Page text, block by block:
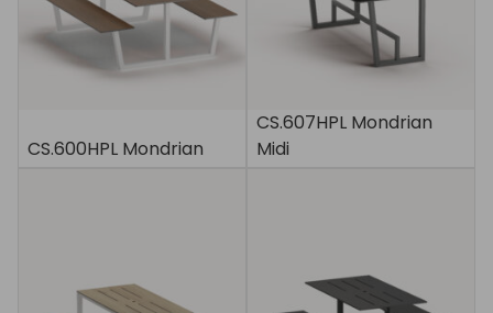
CS.600HPL Mondrian
CS.607HPL Mondrian
Midi